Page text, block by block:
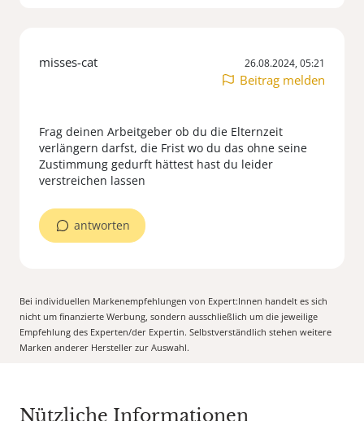
misses-cat 26.08.2024, 05:21
Beitrag melden
Frag deinen Arbeitgeber ob du die Elternzeit
verlängern darfst, die Frist wo du das ohne seine
Zustimmung gedurft hättest hast du leider
antworten
Bei individuellen Markenempfehlungen von Expert:Innen handelt es sich
nicht um finanzierte Werbung, sondern ausschließlich um die jeweilige
Empfehlung des Experten/der Expertin. Selbstverständlich stehen weitere
Marken anderer Hersteller zur Auswahl.
Nützliche Informationen